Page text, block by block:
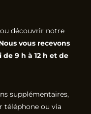
découvrir notre
vous recevons
9 h à 12 h et de
supplémentaires,
téléphone ou via